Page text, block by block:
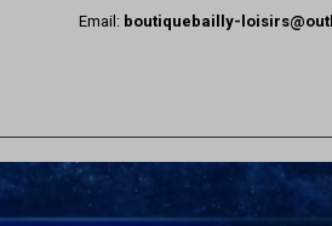
Email: boutiquebailly-